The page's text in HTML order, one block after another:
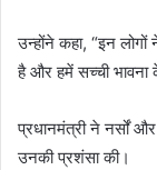
उन्होंने कहा, “इन
है और हमें सच्‍ची भावना
प्रधानमंत्री ने नर्सों और
उनकी प्रशंसा की।